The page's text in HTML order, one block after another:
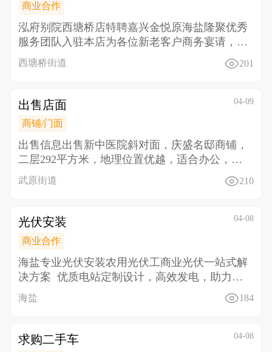
商业合作
泓府别院西塘桥店特聘嘉兴金悦原海盐隆聚优秀
服务团队入驻本店 为各位新老客户商务宴请，生
日聚会同事聚
西塘桥街道 201
出售店面 04-09
商铺/门面
出售信息 出售新中医院斜对面，庆盛名邸商铺，
二层292平方米，地理位置优越，适合办公，教
育培训，私
武原街道 210
光伏安装 04-08
商业合作
海盐专业光伏安装农用光伏工商业光伏一站式解
决方案 优质电站定制设计，高效发电，助力降
本增收
海盐 184
求购二手车 04-08